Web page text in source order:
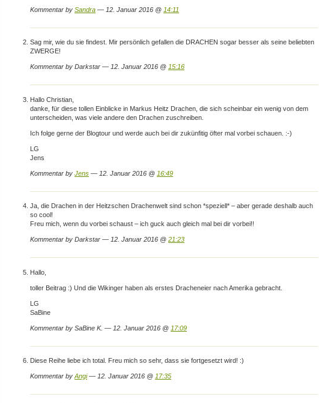
Kommentar by Sandra — 12. Januar 2016 @ 14:11
Sag mir, wie du sie findest. Mir persönlich gefallen die DRACHEN sogar besser als seine beliebten
ZWERGE!
Kommentar by Darkstar — 12. Januar 2016 @ 15:16
Hallo Christian,
danke, für diese tollen Einblicke in Markus Heitz Drachen, die sich scheinbar ein wenig von dem
unterscheiden, was viele andere den Drachen zuschreiben.
Ich folge gerne der Blogtour und werde auch bei dir zukünfitig öfter mal vorbei schauen. :-)
LG
Jens
Kommentar by Jens — 12. Januar 2016 @ 16:49
Ja, die Drachen in der Heitzschen Drachenwelt sind schon *speziell* – aber gerade deshalb auch
so cool!
Freu mich, wenn du vorbei schaust – ich guck auch gleich mal bei dir vorbei!!
Kommentar by Darkstar — 12. Januar 2016 @ 21:23
Hallo,
toller Beitrag :) Und die Wikinger haben als erstes Dracheneier nach Amerika gebracht.
LG
SaBine
Kommentar by SaBine K. — 12. Januar 2016 @ 17:09
Diese Reihe liebe ich total. Freu mich so sehr, dass sie fortgesetzt wird! :)
Kommentar by Angi— 12. Januar 2016 @ 17:35